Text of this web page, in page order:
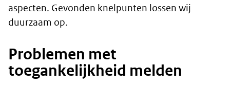
aspecten. Gevonden knelpunten lossen wij
duurzaam op.
Problemen met
toegankelijkheid melden